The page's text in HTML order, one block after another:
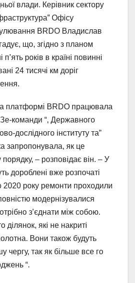
влади. Керівник сектору
Офісу
BRDO Владислав
що, згідно з планом
п’ять років в країні повинні
24 тисячі км доріг
платформі BRDO працювала
Зе-команди “, Державного
дослідного інституту та”
запропонувала, як це
порядку, – розповідає він. – У
дороблені вже розпочаті
2020 року ремонти проходили
модернізувалися
з’єднати між собою.
ділянок, які не накриті
Вони також будуть
чергу, так як більше все го
“.